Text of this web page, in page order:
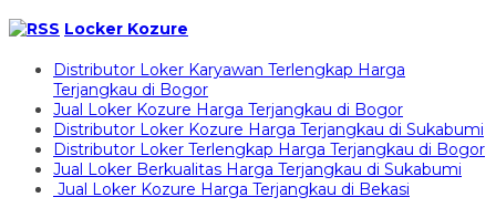
Locker Kozure
Distributor Loker Karyawan Terlengkap Harga
Terjangkau di Bogor
Jual Loker Kozure Harga Terjangkau di Bogor
Distributor Loker Kozure Harga Terjangkau di Sukabumi
Distributor Loker Terlengkap Harga Terjangkau di Bogor
Jual Loker Berkualitas Harga Terjangkau di Sukabumi
Jual Loker Kozure Harga Terjangkau di Bekasi